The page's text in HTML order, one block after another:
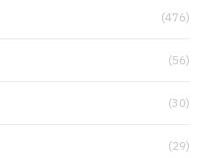
(476)
(56)
(30)
(29)